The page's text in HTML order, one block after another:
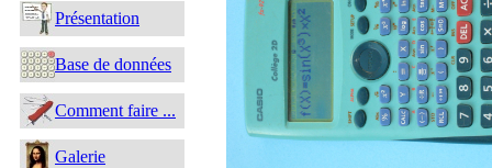
Présentation
Base de données
Comment faire ...
Galerie